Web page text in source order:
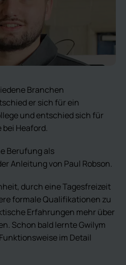
Branchen
er sich für ein
und entschied sich für
Heaford.
Berufung als
Anleitung von Paul Robson.
durch eine Tagesfreizeit
formale Qualifikationen zu
Erfahrungen mehr über
Schon bald lernte Gwilym
im Detail